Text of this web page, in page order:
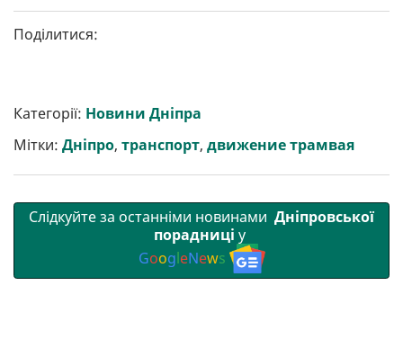
Поділитися:
Категорії: Новини Дніпра
Мітки: Дніпро, транспорт, движение трамвая
Слідкуйте за останніми новинами Дніпровської
порадниці у
GoogleNews